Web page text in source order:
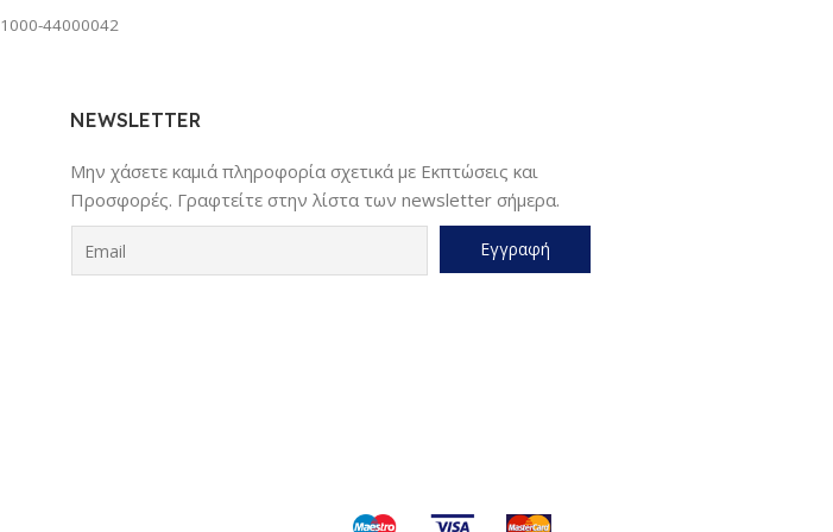
1000-44000042
NEWSLETTER
Μην χάσετε καμιά πληροφορία σχετικά με Εκπτώσεις και
Προσφορές. Γραφτείτε στην λίστα των newsletter σήμερα.